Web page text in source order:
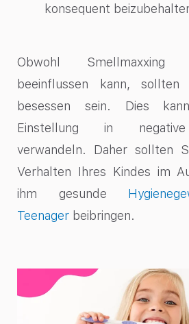
konsequent
Obwohl Smellmaxxing
beeinflussen kann,
besessen sein. Dies
Einstellung in negative
verwandeln. Daher sollten
Verhalten Ihres Kindes im
ihm gesunde
Teenager beibringen.